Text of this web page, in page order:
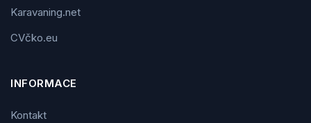
Karavaning.net
CVčko.eu
INFORMACE
Kontakt